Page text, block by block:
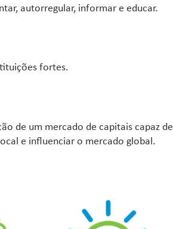
autorregular, informar e educar.
fortes.
de um mercado de capitais capaz de
e influenciar o mercado global.